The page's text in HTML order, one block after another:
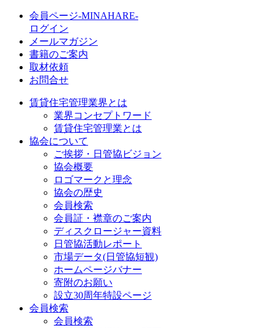
会員ページ-MINAHARE-
ログイン
メールマガジン
書籍のご案内
取材依頼
お問合せ
賃貸住宅管理業界とは
業界コンセプトワード
賃貸住宅管理業とは
協会について
ご挨拶・日管協ビジョン
協会概要
ロゴマークと理念
協会の歴史
会員検索
会員証・襟章のご案内
ディスクロージャー資料
日管協活動レポート
市場データ(日管協短観)
ホームページバナー
寄附のお願い
設立30周年特設ページ
会員検索
会員検索